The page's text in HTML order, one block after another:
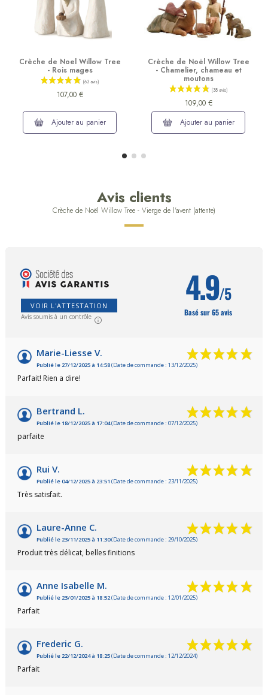
Crèche de Noel Willow Tree
- Rois mages
107,00 €
Ajouter au panier
Crèche de Noël Willow Tree
- Chamelier, chameau et
moutons
109,00 €
Ajouter au panier
Avis clients
Crèche de Noël Willow Tree - Vierge de l'avent (attente)
VOIR L'ATTESTATION
Avis soumis à un contrôle
4.9/5
Basé sur 65 avis
Marie-Liesse V.
Publié le 27/12/2025 à 14:58(Date de commande : 13/12/2025)
Parfait! Rien a dire!
Bertrand L.
Publié le 18/12/2025 à 17:04(Date de commande : 07/12/2025)
parfaite
Rui V.
Publié le 04/12/2025 à 23:51 (Date de commande : 23/11/2025)
Très satisfait.
Laure-Anne C.
Publié le 23/11/2025 à 11:30(Date de commande : 29/10/2025)
Produit très délicat, belles finitions
Anne Isabelle M.
Publié le 23/01/2025 à 18:52(Date de commande : 12/01/2025)
Parfait
Frederic G.
Publié le 22/12/2024 à 18:25(Date de commande : 12/12/2024)
Parfait